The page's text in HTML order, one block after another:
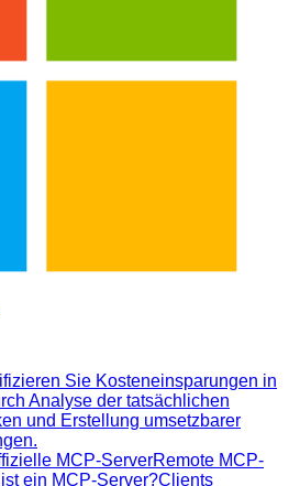
Sie Kosteneinsparungen in
Analyse der tatsächlichen
und Erstellung umsetzbarer
MCP-ServerRemote MCP-
ein MCP-Server?Clients